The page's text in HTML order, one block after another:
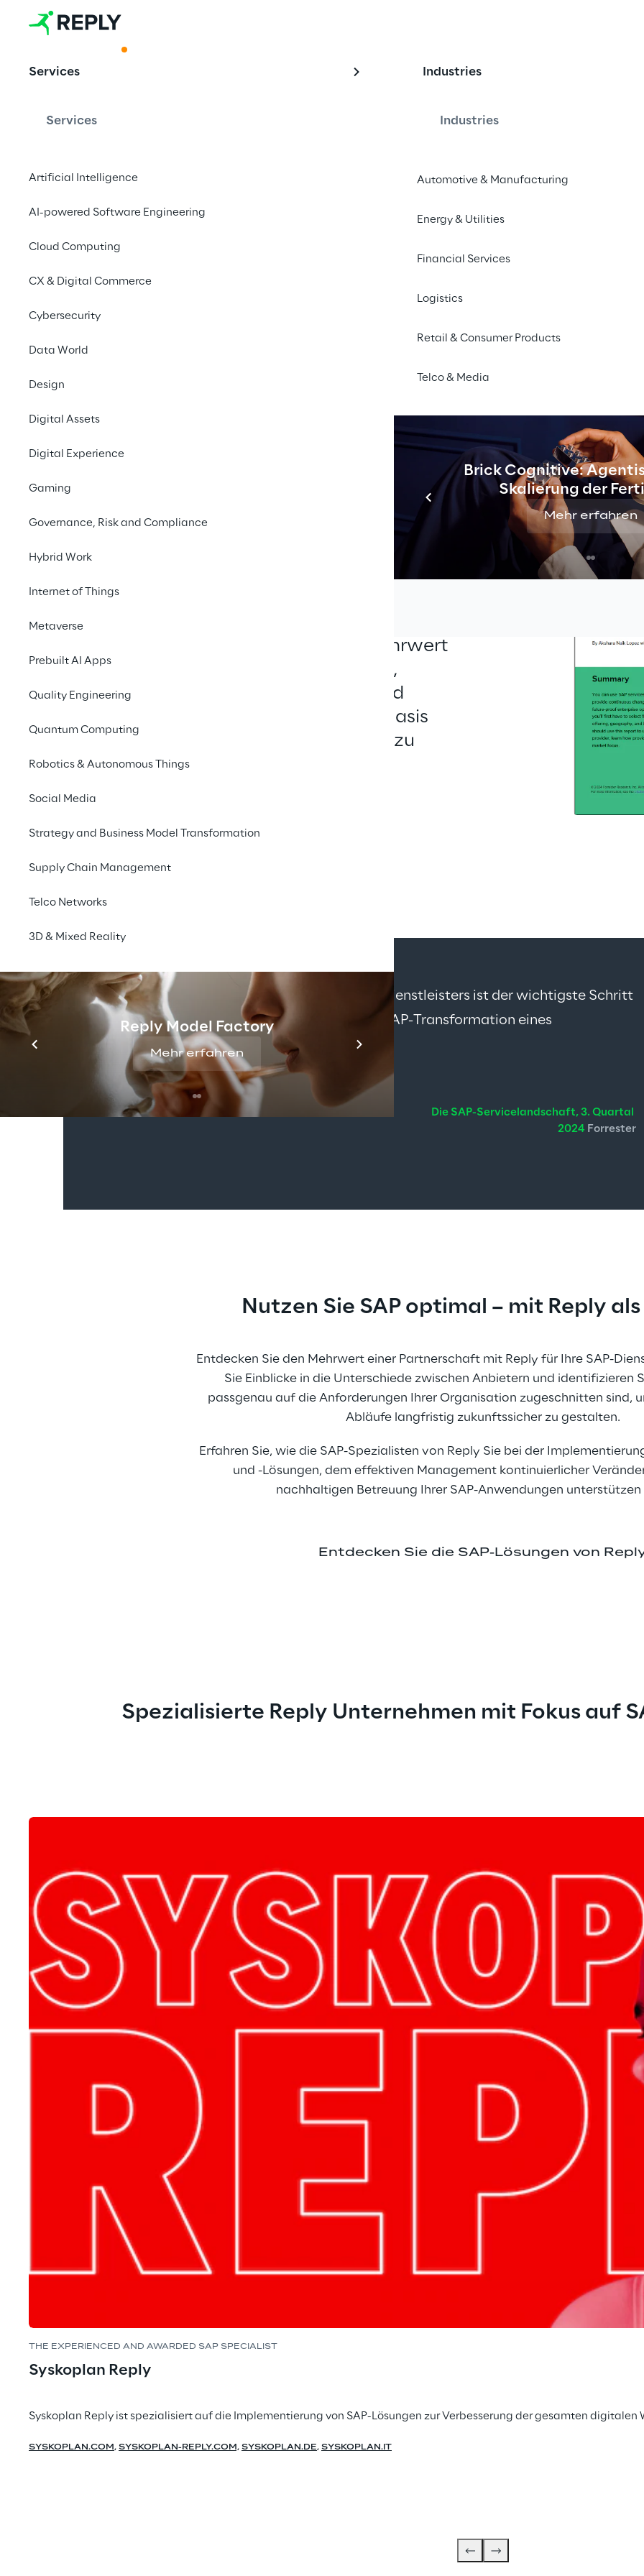
Services
Services
Artificial Intelligence
AI-powered Software Engineering
Cloud Computing
CX & Digital Commerce
Cybersecurity
Data World
Design
Digital Assets
Digital Experience
Gaming
Governance, Risk and Compliance
Hybrid Work
Internet of Things
Metaverse
Prebuilt AI Apps
Quality Engineering
Quantum Computing
Robotics & Autonomous Things
Social Media
Strategy and Business Model Transformation
Supply Chain Management
Telco Networks
3D & Mixed Reality
Reply Model Factory
Mehr erfahren
Prebuilt AI
Industries
Industries
Automotive & Manufacturing
Energy & Utilities
Financial Services
Logistics
Retail & Consumer Products
Telco & Media
Brick Cognitive:
Skalierung der
Mehr erfahren
Reply in SAP Services Landscape-
Reply ist stolz darauf, seine Anerkennung in der SAP
Der Bericht zur SAP-Servicelandschaft
unterstützt Technologieführer bei der
Auswahl passender SAP-Dienstleister,
indem er wesentliche Kriterien wie
geografische Präsenz und spezifische
den Bericht nutzen, um den Mehrwert
einzelner Anbieter zu bewerten,
Unterschiede zu analysieren und
fundierte Entscheidungen auf Basis
ihres strategischen Marktfokus zu
treffen.
Die Auswahl des richtigen SAP-Dienstleisters ist der wichtigste Schritt
auf dem mehrjährigen Weg zur SAP-Transformation eines
Unternehmens.
Die SAP-Servicelandschaft, 3. Quartal
2024 Forrester
Nutzen Sie SAP optimal – mit Reply
Entdecken Sie den Mehrwert einer Partnerschaft mit Reply für Ihre SAP-
Sie Einblicke in die Unterschiede zwischen Anbietern und identifizieren
passgenau auf die Anforderungen Ihrer Organisation zugeschnitten sind,
Abläufe langfristig zukunftssicher zu gestalten.
Erfahren Sie, wie die SAP-Spezialisten von Reply Sie bei der
und -Lösungen, dem effektiven Management kontinuierlicher
nachhaltigen Betreuung Ihrer SAP-Anwendungen unterstützen
Entdecken Sie die SAP-Lösungen von
Spezialisierte Reply Unternehmen mit Fokus auf
THE EXPERIENCED AND AWARDED SAP SPECIALIST
Syskoplan Reply
Syskoplan Reply ist spezialisiert auf die Implementierung von SAP-Lösungen zur Verbesserung der gesamten
SYSKOPLAN.COM, SYSKOPLAN-REPLY.COM, SYSKOPLAN.DE, SYSKOPLAN.IT